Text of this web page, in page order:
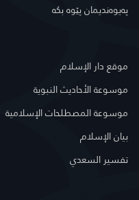
په‌یوه‌ندیمان پێوه‌ بكه‌
موقع دار الإسلام
موسوعة الأحاديث النبوية
موسوعة المصطلحات الإسلامية
بيان الإسلام
تفسير السعدي